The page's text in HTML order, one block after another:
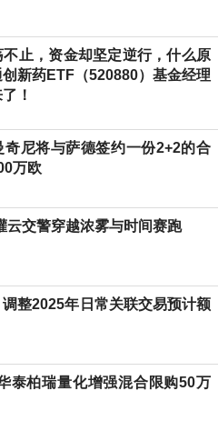
止，资金却坚定逆行，什么原
创新药ETF（520880）基金经理
！
奇尼将与萨德签约一份2+2的合
万欧
云交警穿越浓雾与时间赛跑
整2025年日常关联交易预计额
泰柏瑞量化增强混合限购50万